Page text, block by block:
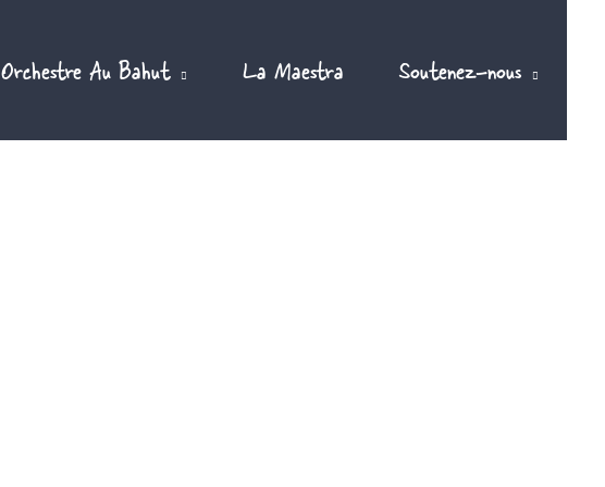
Orchestre Au Bahut La Maestra Soutenez-nous